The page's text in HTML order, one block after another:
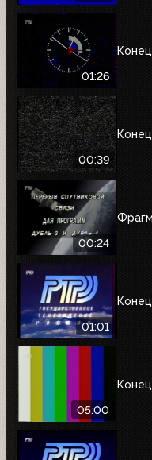
01:26
00:39
00:24
01:01
Конец
05:00
Конец